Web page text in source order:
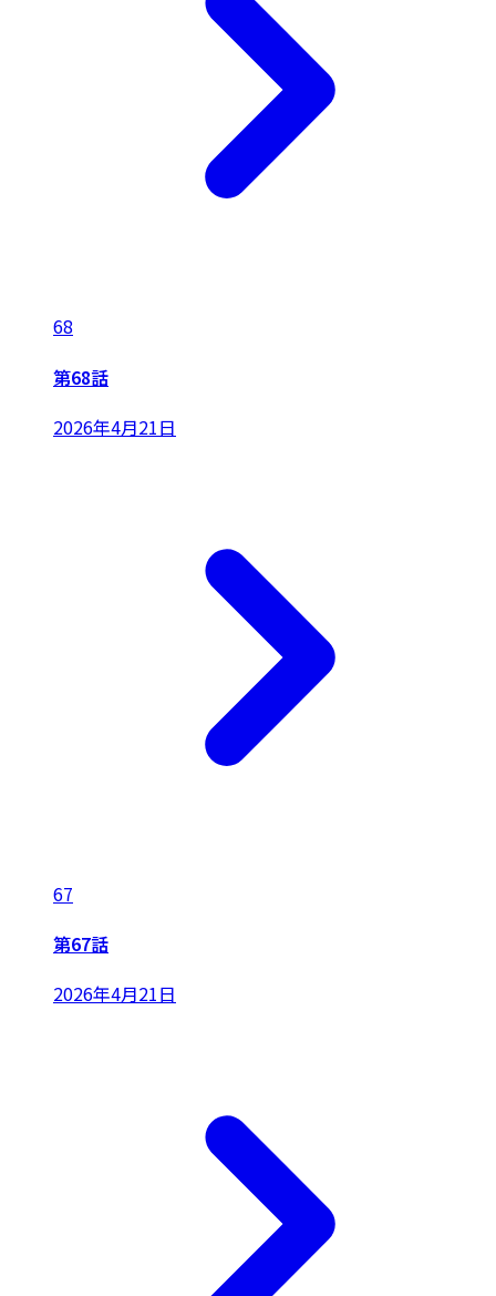
68
第68話
2026年4月21日
67
第67話
2026年4月21日